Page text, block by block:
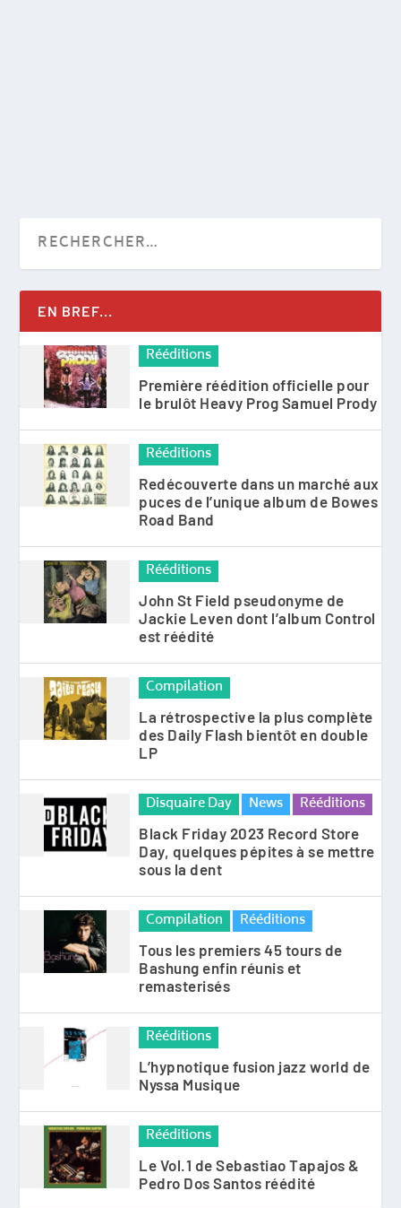
EN BREF...
Rééditions
Première réédition officielle pour
le brulôt Heavy Prog Samuel Prody
Rééditions
Redécouverte dans un marché aux
puces de l’unique album de Bowes
Road Band
Rééditions
John St Field pseudonyme de
Jackie Leven dont l’album Control
est réédité
Compilation
La rétrospective la plus complète
des Daily Flash bientôt en double
LP
Disquaire Day News Rééditions
Black Friday 2023 Record Store
Day, quelques pépites à se mettre
sous la dent
Compilation Rééditions
Tous les premiers 45 tours de
Bashung enfin réunis et
remasterisés
Rééditions
L’hypnotique fusion jazz world de
Nyssa Musique
Rééditions
Le Vol.1 de Sebastiao Tapajos &
Pedro Dos Santos réédité